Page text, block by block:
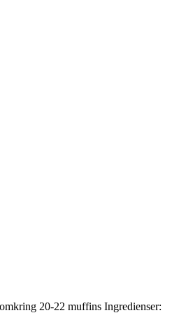
20-22 muffins Ingredienser: